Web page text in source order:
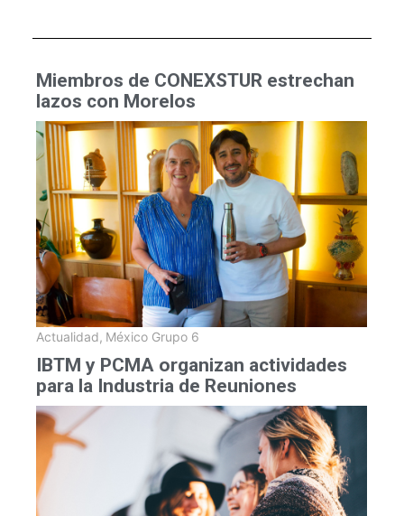
Miembros de CONEXSTUR estrechan
lazos con Morelos
Actualidad, México Grupo 6
IBTM y PCMA organizan actividades
para la Industria de Reuniones